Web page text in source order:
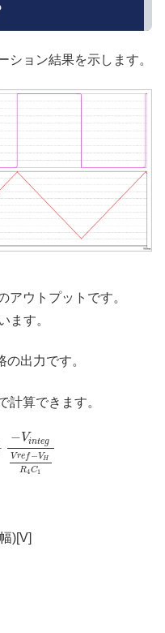
ション結果を示します。
アウトプットです。
ます。
出力です。
計算できます。
−Vinteg
Vref−VH
R4C1
)[V]